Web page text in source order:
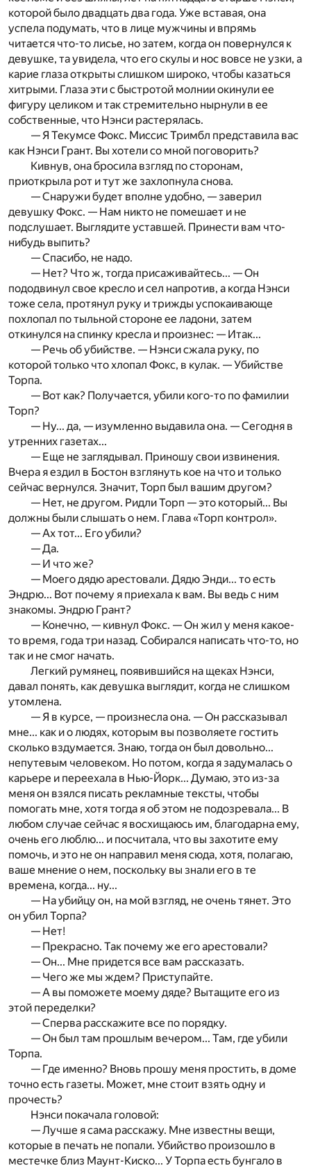
которой было двадцать два года. Уже вставая, она
успела подумать, что в лице мужчины и впрямь
читается что-то лисье, но затем, когда он повернулся к
девушке, та увидела, что его скулы и нос вовсе не узки, а
карие глаза открыты слишком широко, чтобы казаться
хитрыми. Глаза эти с быстротой молнии окинули ее
фигуру целиком и так стремительно нырнули в ее
собственные, что Нэнси растерялась.
— Я Текумсе Фокс. Миссис Тримбл представила вас
как Нэнси Грант. Вы хотели со мной поговорить?
Кивнув, она бросила взгляд по сторонам,
приоткрыла рот и тут же захлопнула снова.
— Снаружи будет вполне удобно, — заверил
девушку Фокс. — Нам никто не помешает и не
подслушает. Выглядите уставшей. Принести вам что-
нибудь выпить?
— Спасибо, не надо.
— Нет? Что ж, тогда присаживайтесь... — Он
пододвинул свое кресло и сел напротив, а когда Нэнси
тоже села, протянул руку и трижды успокаивающе
похлопал по тыльной стороне ее ладони, затем
откинулся на спинку кресла и произнес: — Итак...
— Речь об убийстве. — Нэнси сжала руку, по
которой только что хлопал Фокс, в кулак. — Убийстве
Торпа.
— Вот как? Получается, убили кого-то по фамилии
Торп?
— Ну... да, — изумленно выдавила она. — Сегодня в
утренних газетах...
— Еще не заглядывал. Приношу свои извинения.
Вчера я ездил в Бостон взглянуть кое на что и только
сейчас вернулся. Значит, Торп был вашим другом?
— Нет, не другом. Ридли Торп — это который... Вы
должны были слышать о нем. Глава «Торп контрол».
— Ах тот... Его убили?
— Да.
— И что же?
— Моего дядю арестовали. Дядю Энди... то есть
Эндрю... Вот почему я приехала к вам. Вы ведь с ним
знакомы. Эндрю Грант?
— Конечно, — кивнул Фокс. — Он жил у меня какое-
то время, года три назад. Собирался написать что-то, но
так и не смог начать.
Легкий румянец, появившийся на щеках Нэнси,
давал понять, как девушка выглядит, когда не слишком
утомлена.
— Я в курсе, — произнесла она. — Он рассказывал
мне... как и о людях, которым вы позволяете гостить
сколько вздумается. Знаю, тогда он был довольно...
непутевым человеком. Но потом, когда я задумалась о
карьере и переехала в Нью-Йорк... Думаю, это из-за
меня он взялся писать рекламные тексты, чтобы
помогать мне, хотя тогда я об этом не подозревала... В
любом случае сейчас я восхищаюсь им, благодарна ему,
очень его люблю... и посчитала, что вы захотите ему
помочь, и это не он направил меня сюда, хотя, полагаю,
ваше мнение о нем, поскольку вы знали его в те
времена, когда... ну...
— На убийцу он, на мой взгляд, не очень тянет. Это
он убил Торпа?
— Нет!
— Прекрасно. Так почему же его арестовали?
— Он... Мне придется все вам рассказать.
— Чего же мы ждем? Приступайте.
— А вы поможете моему дяде? Вытащите его из
этой переделки?
— Сперва расскажите все по порядку.
— Он был там прошлым вечером... Там, где убили
Торпа.
— Где именно? Вновь прошу меня простить, в доме
точно есть газеты. Может, мне стоит взять одну и
прочесть?
Нэнси покачала головой:
— Лучше я сама расскажу. Мне известны вещи,
которые в печать не попали. Убийство произошло в
местечке близ Маунт-Киско... У Торпа есть бунгало в